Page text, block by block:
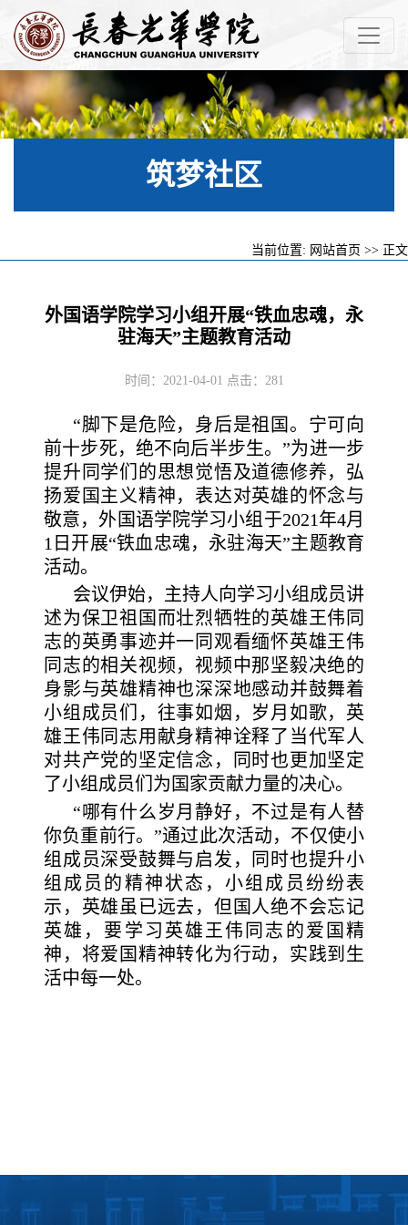
筑梦社区
当前位置: 网站首页 >> 正文
外国语学院学习小组开展“铁血忠魂，永
驻海天”主题教育活动
时间：2021-04-01 点击： 281
“脚下是危险，身后是祖国。宁可向
前十步死，绝不向后半步生。”为进一步
提升同学们的思想觉悟及道德修养，弘
扬爱国主义精神，表达对英雄的怀念与
敬意，外国语学院学习小组于2021年4月
1日开展“铁血忠魂，永驻海天”主题教育
活动。
会议伊始，主持人向学习小组成员讲
述为保卫祖国而壮烈牺牲的英雄王伟同
志的英勇事迹并一同观看缅怀英雄王伟
同志的相关视频，视频中那坚毅决绝的
身影与英雄精神也深深地感动并鼓舞着
小组成员们，往事如烟，岁月如歌，英
雄王伟同志用献身精神诠释了当代军人
对共产党的坚定信念，同时也更加坚定
了小组成员们为国家贡献力量的决心。
“哪有什么岁月静好，不过是有人替
你负重前行。”通过此次活动，不仅使小
组成员深受鼓舞与启发，同时也提升小
组成员的精神状态，小组成员纷纷表
示，英雄虽已远去，但国人绝不会忘记
英雄，要学习英雄王伟同志的爱国精
神，将爱国精神转化为行动，实践到生
活中每一处。